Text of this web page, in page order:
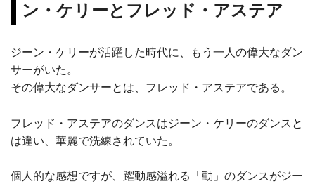
ン・ケリーとフレッド・アステア
ジーン・ケリーが活躍した時代に、もう一人の偉大なダン
サーがいた。
その偉大なダンサーとは、フレッド・アステアである。
フレッド・アステアのダンスはジーン・ケリーのダンスと
は違い、華麗で洗練されていた。
個人的な感想ですが、躍動感溢れる「動」のダンスがジー